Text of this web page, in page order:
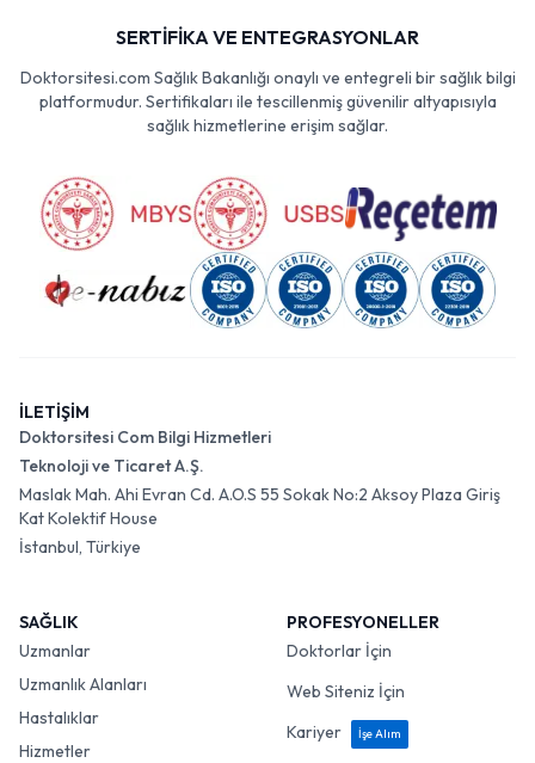
SERTİFİKA VE ENTEGRASYONLAR
Doktorsitesi.com Sağlık Bakanlığı onaylı ve entegreli bir sağlık bilgi
platformudur. Sertifikaları ile tescillenmiş güvenilir altyapısıyla
sağlık hizmetlerine erişim sağlar.
İLETİŞİM
Doktorsitesi Com Bilgi Hizmetleri
Teknoloji ve Ticaret A.Ş.
Maslak Mah. Ahi Evran Cd. A.O.S 55 Sokak No:2 Aksoy Plaza Giriş
Kat Kolektif House
İstanbul, Türkiye
SAĞLIK
Uzmanlar
Uzmanlık Alanları
Hastalıklar
Hizmetler
PROFESYONELLER
Doktorlar İçin
Web Siteniz İçin
Kariyer
İşe Alım